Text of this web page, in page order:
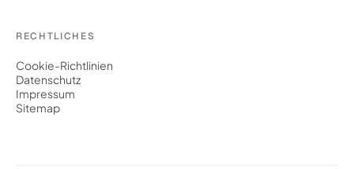
RECHTLICHES
Cookie-Richtlinien
Datenschutz
Impressum
Sitemap